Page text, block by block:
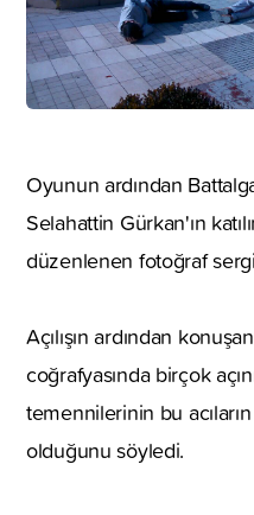
Oyunun ardından
Selahattin Gürkan'ın
düzenlenen fotoğraf
Açılışın ardından
coğrafyasında birçok
temennilerinin bu
olduğunu söyledi.